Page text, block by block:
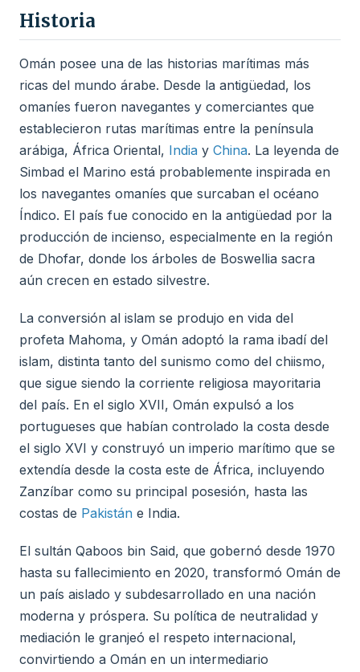
Historia
Omán posee una de las historias marítimas más
ricas del mundo árabe. Desde la antigüedad, los
omaníes fueron navegantes y comerciantes que
establecieron rutas marítimas entre la península
arábiga, África Oriental, India y China. La leyenda de
Simbad el Marino está probablemente inspirada en
los navegantes omaníes que surcaban el océano
Índico. El país fue conocido en la antigüedad por la
producción de incienso, especialmente en la región
de Dhofar, donde los árboles de Boswellia sacra
aún crecen en estado silvestre.
La conversión al islam se produjo en vida del
profeta Mahoma, y Omán adoptó la rama ibadí del
islam, distinta tanto del sunismo como del chiismo,
que sigue siendo la corriente religiosa mayoritaria
del país. En el siglo XVII, Omán expulsó a los
portugueses que habían controlado la costa desde
el siglo XVI y construyó un imperio marítimo que se
extendía desde la costa este de África, incluyendo
Zanzíbar como su principal posesión, hasta las
costas de Pakistán e India.
El sultán Qaboos bin Said, que gobernó desde 1970
hasta su fallecimiento en 2020, transformó Omán de
un país aislado y subdesarrollado en una nación
moderna y próspera. Su política de neutralidad y
mediación le granjeó el respeto internacional,
convirtiendo a Omán en un intermediario